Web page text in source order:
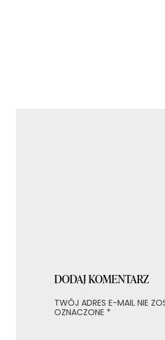
DODAJ KOMENTARZ
TWÓJ ADRES E-MAIL NIE
OZNACZONE *